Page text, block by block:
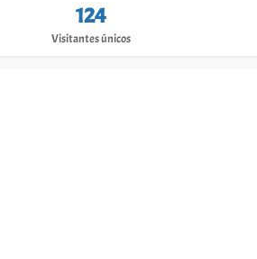
124
Visitantes únicos